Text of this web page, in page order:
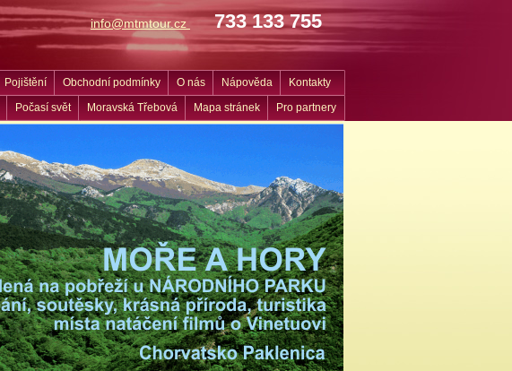
info@mtmtour.cz 733 133 755
Pojištění Obchodní podmínky O nás Nápověda
Kontakty
Počasí svět Moravská Třebová Mapa stránek Pro partnery